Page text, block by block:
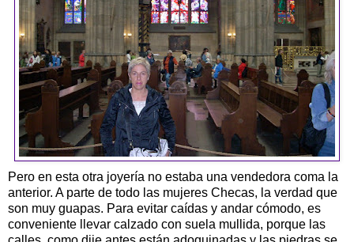
Pero en esta otra joyería no estaba una vendedora coma la
anterior. A parte de todo las mujeres Checas, la verdad que
son muy guapas. Para evitar caídas y andar cómodo, es
conveniente llevar calzado con suela mullida, porque las